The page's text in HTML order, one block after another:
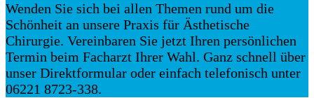
Wenden Sie sich bei allen Themen rund um die
Schönheit an unsere Praxis für Ästhetische
Chirurgie. Vereinbaren Sie jetzt Ihren persönlichen
Termin beim Facharzt Ihrer Wahl. Ganz schnell über
unser Direktformular oder einfach telefonisch unter
06221 8723-338.